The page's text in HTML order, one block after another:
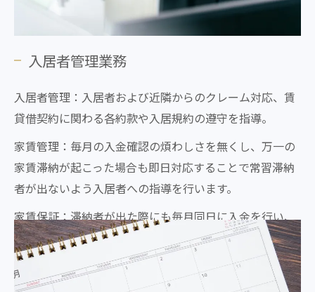
入居者管理業務
入居者管理：入居者および近隣からのクレーム対応、賃
貸借契約に関わる各約款や入居規約の遵守を指導。
家賃管理：毎月の入金確認の煩わしさを無くし、万一の
家賃滞納が起こった場合も即日対応することで常習滞納
者が出ないよう入居者への指導を行います。
家賃保証：滞納者が出た際にも毎月同日に入金を行い、
最長12ヶ月間の家賃保証を行います。